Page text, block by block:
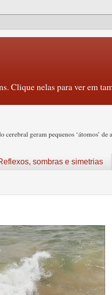
Clique nelas para ver em
cerebral geram pequenos ‘átomos’
sombras e simetrias